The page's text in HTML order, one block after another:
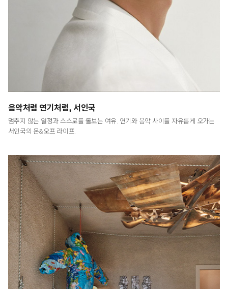
LUXURY
<럭셔리>는 예술적이고 문화적인 시각에서
최고급 브랜드와 라이프스타일을 다룸으로써
명품의 진정한 의미와 예술이 주는 감동을 전하는
멈추지 않는 열정과 스스로를 돌보는 여유. 연기와 음악 사이를 자유롭게 오가는
서인국의 온&오프 라이프.